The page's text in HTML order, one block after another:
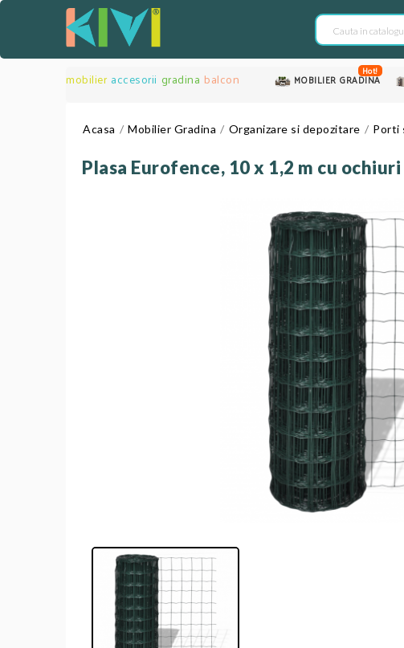
mobilier accesorii gradina balcon MOBILIER GRADINA
Hot!
Acasa Mobilier Gradina Organizare si depozitare Porti
Plasa Eurofence, 10 x 1,2 m cu